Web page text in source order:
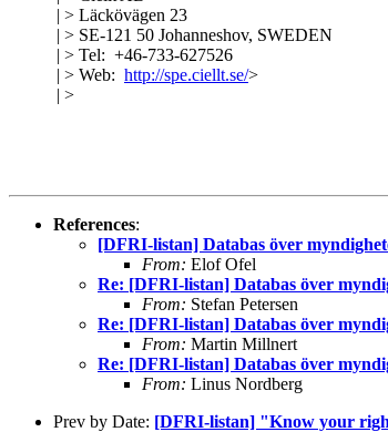
| > Läckövägen 23
| > SE-121 50 Johanneshov, SWEDEN
| > Tel: +46-733-627526
| > Web: http://spe.ciellt.se/>
| >
References:
[DFRI-listan] Databas över
From: Elof Ofel
Re: [DFRI-listan] Databas över
From: Stefan Petersen
Re: [DFRI-listan] Databas över
From: Martin Millnert
Re: [DFRI-listan] Databas över
From: Linus Nordberg
Prev by Date: [DFRI-listan] "Know your